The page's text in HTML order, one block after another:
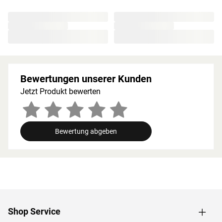
Holzeigene Harze und ätherischen Öle, die beim
Saunieren freigesetzt werden, runden das Erlebnis auf
natürliche Weise ab.
Bei der Montage einer Sauna muss ein Mindestabstand
von 10 cm zu Wänden und Decke unbedingt eingehalten
werden, um gute Luftzirkulation zu gewährleisten. So
Innenmaße: Die Innenmaße dieser Sauna mit B 225 x T
Bewertungen unserer Kunden
Jetzt Produkt bewerten
Bewertung abgeben
Shop Service